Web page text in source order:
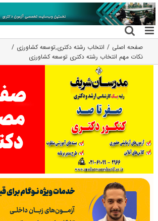
رفتن
به
محتوا
صفحه اصلی انتخاب رشته دکتری,توسعه کشاورزی
نکات مهم انتخاب رشته دکتری توسعه کشاورزی